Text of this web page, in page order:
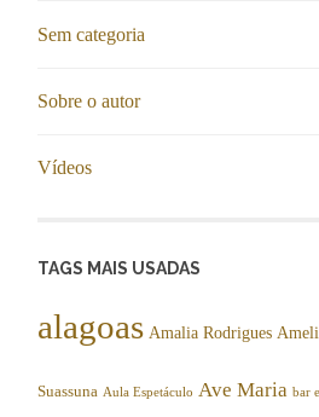
Sem categoria
Sobre o autor
Vídeos
TAGS MAIS USADAS
alagoas Amalia Rodrigues
Suassuna Aula Espetáculo Ave Maria bar